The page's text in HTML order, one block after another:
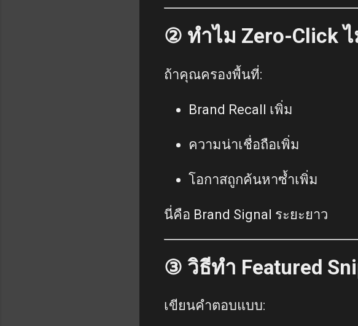
② ทำไม Zero-Click ไ
ถ้าคุณครองพื้นที่:
Brand Recall เพิ่ม
ความน่าเชื่อถือเพิ่ม
โอกาสถูกค้นหาซ้ำเพิ่ม
นี่คือ Brand Signal ระยะยาว
③ วิธีทำ Featured
เขียนคำตอบแบบ: